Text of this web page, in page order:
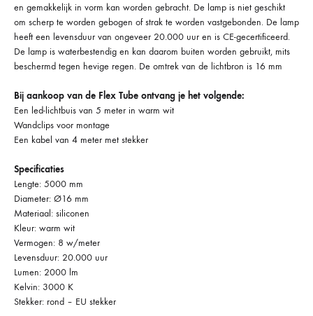
en gemakkelijk in vorm kan worden gebracht. De lamp is niet geschikt
om scherp te worden gebogen of strak te worden vastgebonden. De lamp
heeft een levensduur van ongeveer 20.000 uur en is CE-gecertificeerd.
De lamp is waterbestendig en kan daarom buiten worden gebruikt, mits
beschermd tegen hevige regen. De omtrek van de lichtbron is 16 mm
Bij aankoop van de Flex Tube ontvang je het volgende:
Een led-lichtbuis van 5 meter in warm wit
Wandclips voor montage
Een kabel van 4 meter met stekker
Specificaties
Lengte: 5000 mm
Diameter: Ø16 mm
Materiaal: siliconen
Kleur: warm wit
Vermogen: 8 w/meter
Levensduur: 20.000 uur
Lumen: 2000 lm
Kelvin: 3000 K
Stekker: rond – EU stekker